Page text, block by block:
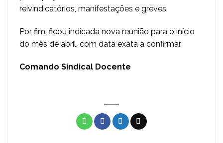
reivindicatórios, manifestações e greves.
Por fim, ficou indicada nova reunião para o início
do mês de abril, com data exata a confirmar.
Comando Sindical Docente